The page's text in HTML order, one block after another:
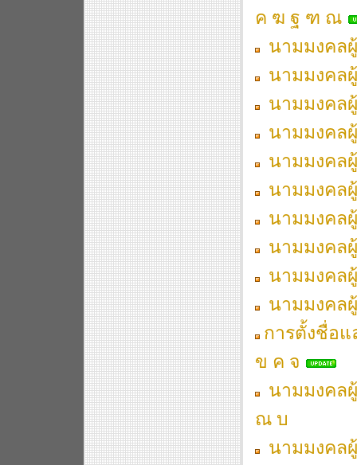
ค ฆ ฐ ฑ ณ
นามมงคล
นามมงคล
นามมงคล
นามมงคล
นามมงคล
นามมงคล
นามมงคล
นามมงคล
นามมงคล
นามมงคล
การตั้งชื่อ
ข ค จ
นามมงคล
ณ บ
นามมงคล